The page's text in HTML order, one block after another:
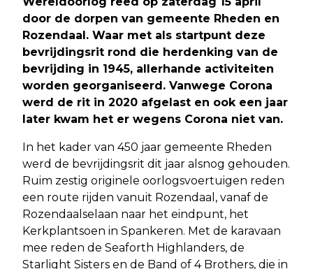
door de dorpen van gemeente Rheden en
Rozendaal. Waar met als startpunt deze
bevrijdingsrit rond die herdenking van de
bevrijding in 1945, allerhande activiteiten
worden georganiseerd. Vanwege Corona
werd de rit in 2020 afgelast en ook een jaar
later kwam het er wegens Corona niet van.
In het kader van 450 jaar gemeente Rheden
werd de bevrijdingsrit dit jaar alsnog gehouden.
Ruim zestig originele oorlogsvoertuigen reden
een route rijden vanuit Rozendaal, vanaf de
Rozendaalselaan naar het eindpunt, het
Kerkplantsoen in Spankeren. Met de karavaan
mee reden de Seaforth Highlanders, de
Starlight Sisters en de Band of 4 Brothers, die in